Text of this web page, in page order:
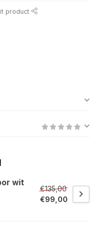
product
wit
€135,00
€99,00